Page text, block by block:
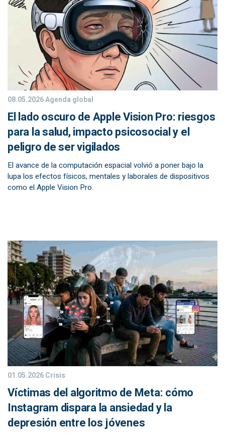
08.05.2026Agenda global
El lado oscuro de Apple Vision Pro: riesgos
para la salud, impacto psicosocial y el
peligro de ser vigilados
El avance de la computación espacial volvió a poner bajo la
lupa los efectos físicos, mentales y laborales de dispositivos
como el Apple Vision Pro.
01.05.2026Crisis
Víctimas del algoritmo de Meta: cómo
Instagram dispara la ansiedad y la
depresión entre los jóvenes